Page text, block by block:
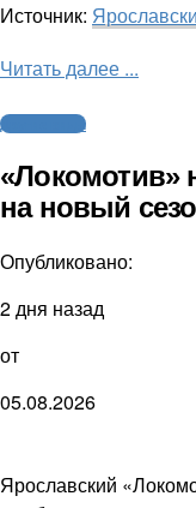
Источник:
Читать далее ...
Другие виды
«Локомотив»
на новый
Опубликовано:
2 дня назад
от
05.08.2026
Ярославский